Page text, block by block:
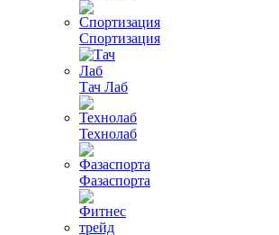
Спортизация
Тач Лаб
Технолаб
Фазаспорта